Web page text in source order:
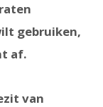
gebruiken,
af.
van